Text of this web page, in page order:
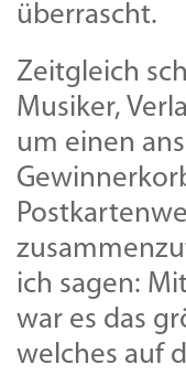
überrascht.
Zeitgleich
Musiker,
um einen
ich sagen:
war es das
welches auf